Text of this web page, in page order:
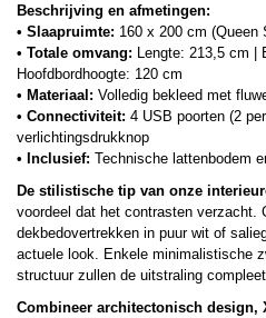
Beschrijving en afmetingen:
• Slaapruimte: 160 x 200 cm (Queen
• Totale omvang: Lengte: 213,5 cm |
Hoofdbordhoogte: 120 cm
• Materiaal: Volledig bekleed met
• Connectiviteit: 4 USB poorten (2
verlichtingsdrukknop
• Inclusief: Technische lattenbodem
De stilistische tip van onze
voordeel dat het contrasten verzacht.
dekbedovertrekken in puur wit of
actuele look. Enkele minimalistische
structuur zullen de uitstraling
Combineer architectonisch